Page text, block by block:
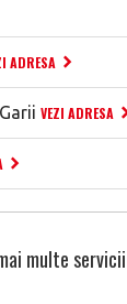
ADRESA
VEZI ADRESA
multe